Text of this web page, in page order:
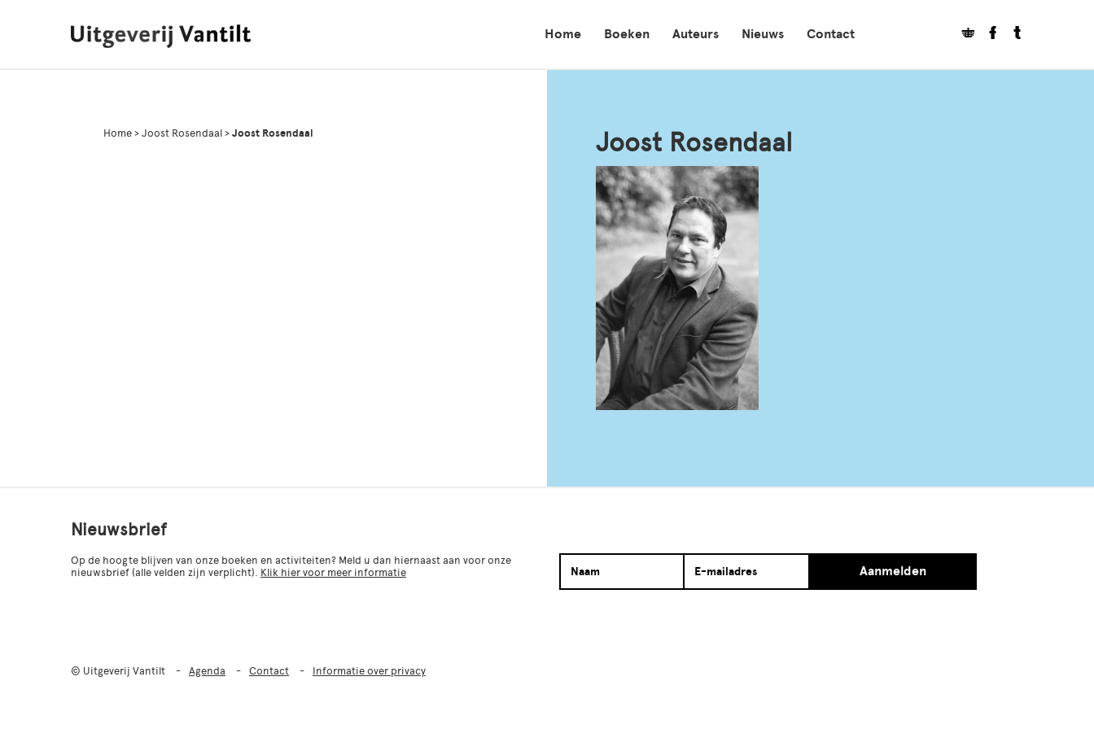
Home Boeken Auteurs Nieuws Contact
Home > Joost Rosendaal > Joost Rosendaal Joost Rosendaal
Nieuwsbrief
Op de hoogte blijven van onze boeken en activiteiten? Meld u dan hiernaast aan voor onze
nieuwsbrief (alle velden zijn verplicht). Klik hier voor meer informatie Aanmelden
© Uitgeverij Vantilt Agenda Contact Informatie over privacy